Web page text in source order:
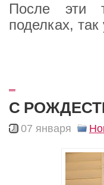
После эти
поделках,
С
07 января